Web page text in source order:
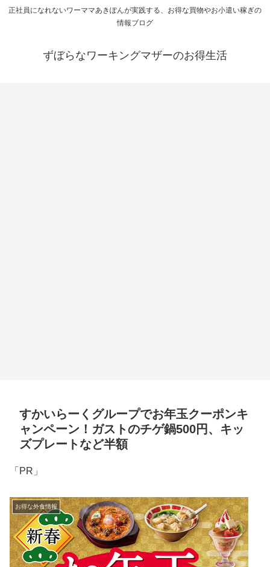
正社員になれないワーママあきぽんが実践する、お得な買物やお小遣い稼ぎの
情報ブログ
ずぼらなワーキングマザーのお得生活
すかいらーくグループでお年玉クーポンキ
ャンペーン！ガストのチゲ鍋500円、キッ
ズプレートなど半額
「PR」
お得な外食情報